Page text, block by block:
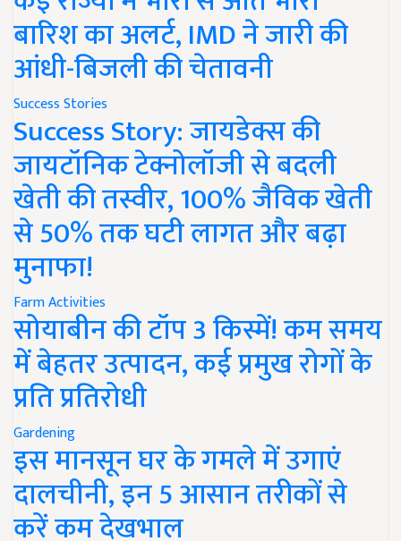
बारिश का अलर्ट, IMD ने जारी की
आंधी-बिजली की चेतावनी
Success Stories
Success Story: जायडेक्स की
जायटॉनिक टेक्नोलॉजी से बदली
खेती की तस्वीर, 100% जैविक खेती
से 50% तक घटी लागत और बढ़ा
मुनाफा!
Farm Activities
सोयाबीन की टॉप 3 किस्में! कम समय
में बेहतर उत्पादन, कई प्रमुख रोगों के
प्रति प्रतिरोधी
Gardening
इस मानसून घर के गमले में उगाएं
दालचीनी, इन 5 आसान तरीकों से
करें कम देखभाल